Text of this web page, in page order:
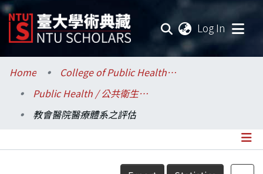
Log In
Communities & Collections
Research Outputs
Home
College of Public Health / 公共衛生學院
Public Health / 公共衛生學系
教會醫院醫療體系之評估
Details